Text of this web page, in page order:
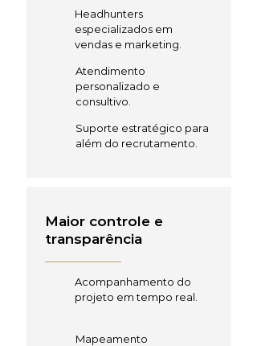
Headhunters
especializados em
vendas e marketing.
Atendimento
personalizado e
consultivo.
Suporte estratégico para
além do recrutamento.
Maior controle e
transparência
Acompanhamento do
projeto em tempo real.
Mapeamento